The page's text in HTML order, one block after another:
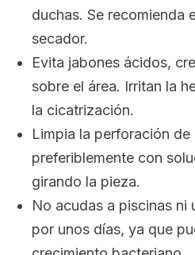
duchas. Se recomienda
secador.
Evita jabones ácidos,
sobre el área. Irritan la
la cicatrización.
Limpia la perforación
preferiblemente con
girando la pieza.
No acudas a piscinas ni
por unos días, ya que